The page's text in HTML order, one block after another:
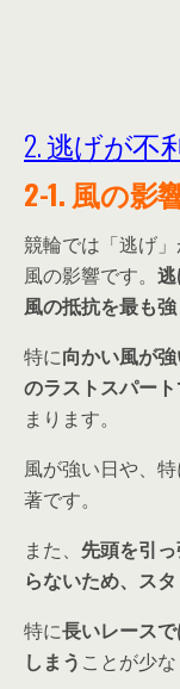
2. 逃げが不
2-1. 風の影
競輪では「逃げ」
風の影響です。
風の抵抗を最も
特に向かい風が
のラストスパー
まります。
風が強い日や、
著です。
また、 先頭を引
らないため、ス
特に長いレース
しまう ことが少な